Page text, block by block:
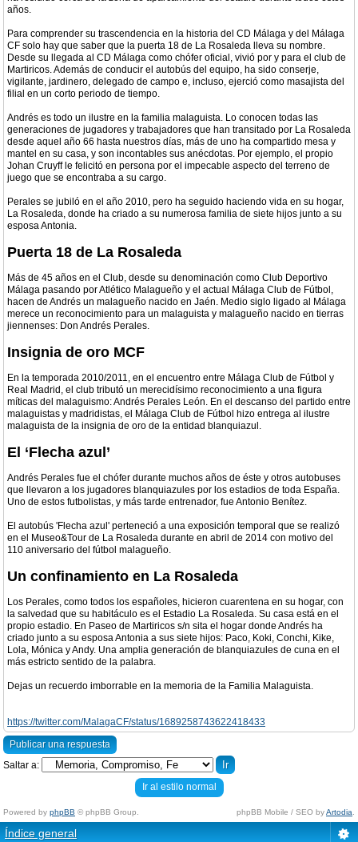
años.
Para comprender su trascendencia en la historia del CD Málaga y del Málaga
CF solo hay que saber que la puerta 18 de La Rosaleda lleva su nombre.
Desde su llegada al CD Málaga como chófer oficial, vivió por y para el club de
Martiricos. Además de conducir el autobús del equipo, ha sido conserje,
vigilante, jardinero, delegado de campo e, incluso, ejerció como masajista del
filial en un corto periodo de tiempo.
Andrés es todo un ilustre en la familia malaguista. Lo conocen todas las
generaciones de jugadores y trabajadores que han transitado por La Rosaleda
desde aquel año 66 hasta nuestros días, más de uno ha compartido mesa y
mantel en su casa, y son incontables sus anécdotas. Por ejemplo, el propio
Johan Cruyff le felicitó en persona por el impecable aspecto del terreno de
juego que se encontraba a su cargo.
Perales se jubiló en el año 2010, pero ha seguido haciendo vida en su hogar,
La Rosaleda, donde ha criado a su numerosa familia de siete hijos junto a su
esposa Antonia.
Puerta 18 de La Rosaleda
Más de 45 años en el Club, desde su denominación como Club Deportivo
Málaga pasando por Atlético Malagueño y el actual Málaga Club de Fútbol,
hacen de Andrés un malagueño nacido en Jaén. Medio siglo ligado al Málaga
merece un reconocimiento para un malaguista y malagueño nacido en tierras
jiennenses: Don Andrés Perales.
Insignia de oro MCF
En la temporada 2010/2011, en el encuentro entre Málaga Club de Fútbol y
Real Madrid, el club tributó un merecidísimo reconocimiento a una figura
míticas del malaguismo: Andrés Perales León. En el descanso del partido entre
malaguistas y madridistas, el Málaga Club de Fútbol hizo entrega al ilustre
malaguista de la insignia de oro de la entidad blanquiazul.
El ‘Flecha azul’
Andrés Perales fue el chófer durante muchos años de éste y otros autobuses
que llevaron a los jugadores blanquiazules por los estadios de toda España.
Uno de estos futbolistas, y más tarde entrenador, fue Antonio Benítez.
El autobús 'Flecha azul' perteneció a una exposición temporal que se realizó
en el Museo&Tour de La Rosaleda durante en abril de 2014 con motivo del
110 aniversario del fútbol malagueño.
Un confinamiento en La Rosaleda
Los Perales, como todos los españoles, hicieron cuarentena en su hogar, con
la salvedad que su habitáculo es el Estadio La Rosaleda. Su casa está en el
propio estadio. En Paseo de Martiricos s/n sita el hogar donde Andrés ha
criado junto a su esposa Antonia a sus siete hijos: Paco, Koki, Conchi, Kike,
Lola, Mónica y Andy. Una amplia generación de blanquiazules de cuna en el
más estricto sentido de la palabra.
Dejas un recuerdo imborrable en la memoria de la Familia Malaguista.
https://twitter.com/MalagaCF/status/1689258743622418433
Publicar una respuesta
Saltar a:
Ir al estilo normal
Powered by phpBB © phpBB Group. phpBB Mobile / SEO byArtodia
Índice general